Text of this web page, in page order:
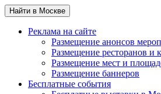
Найти в Москве
Реклама на сайте
Размещение анонсов
Размещение ресторанов и
Размещение мест и
Размещение баннеров
Бесплатные события